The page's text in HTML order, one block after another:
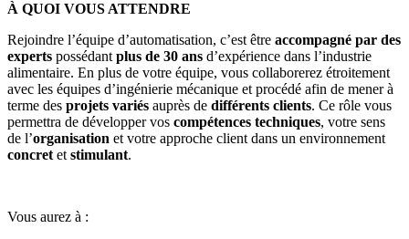
À QUOI VOUS ATTENDRE
Rejoindre l’équipe d’automatisation, c’est être accompagné par des
experts possédantplus de 30 ans d’expérience dans l’industrie
alimentaire. En plus de votre équipe, vous collaborerez étroitement
avec les équipes d’ingénierie mécanique et procédé afin de mener à
terme des projets variés auprès de différents clients. Ce rôle vous
permettra de développer vos compétences techniques, votre sens
de l’organisation et votre approche client dans un environnement
concretetstimulant.
Vous aurez à :